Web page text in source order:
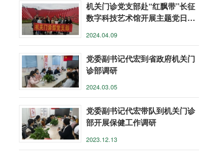
机关门诊党支部赴“红飘带”长征
数字科技艺术馆开展主题党日活
2024.04.09
党委副书记代宏到省政府机关门
诊部调研
2024.03.05
党委副书记代宏带队到机关门诊
部开展保健工作调研
2023.12.13